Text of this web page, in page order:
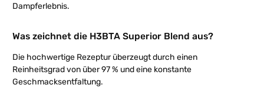
Dampferlebnis.
Was zeichnet die H3BTA Superior Blend aus?
Die hochwertige Rezeptur überzeugt durch einen
Reinheitsgrad von über 97 % und eine konstante
Geschmacksentfaltung.